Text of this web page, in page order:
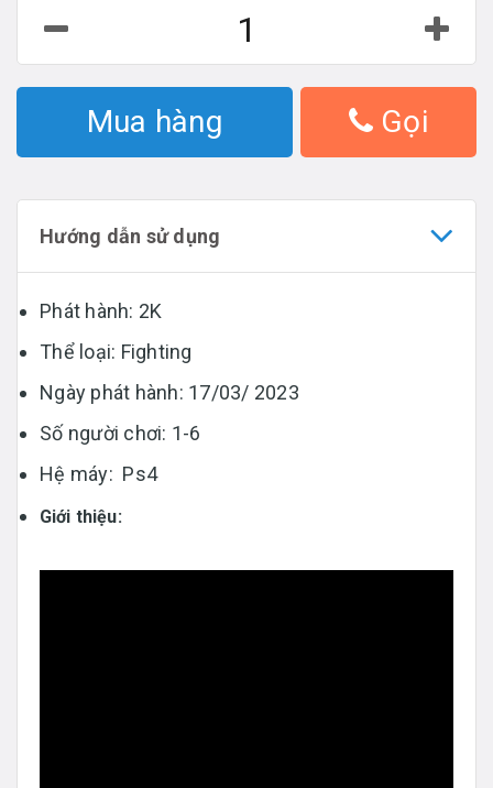
Mua hàng Gọi
Hướng dẫn sử dụng
Phát hành: 2K
Thể loại: Fighting
Ngày phát hành: 17/03/ 2023
Số người chơi: 1-6
Hệ máy: Ps4
Giới thiệu: